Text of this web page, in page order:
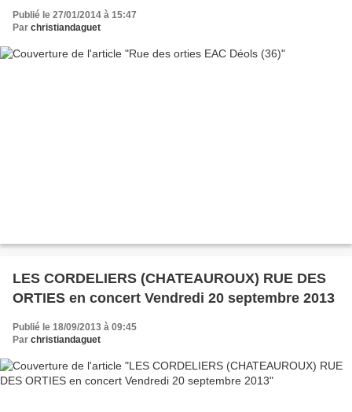
Publié le 27/01/2014 à 15:47
Par christiandaguet
LES CORDELIERS (CHATEAUROUX) RUE DES
ORTIES en concert Vendredi 20 septembre 2013
Publié le 18/09/2013 à 09:45
Par christiandaguet